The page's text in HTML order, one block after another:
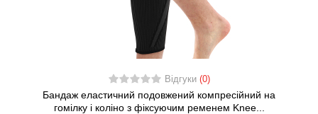
Відгуки (0)
Бандаж еластичний подовжений компресійний на
гомілку і коліно з фіксуючим ременем Knee...